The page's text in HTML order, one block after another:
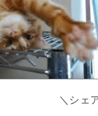
＼シェ